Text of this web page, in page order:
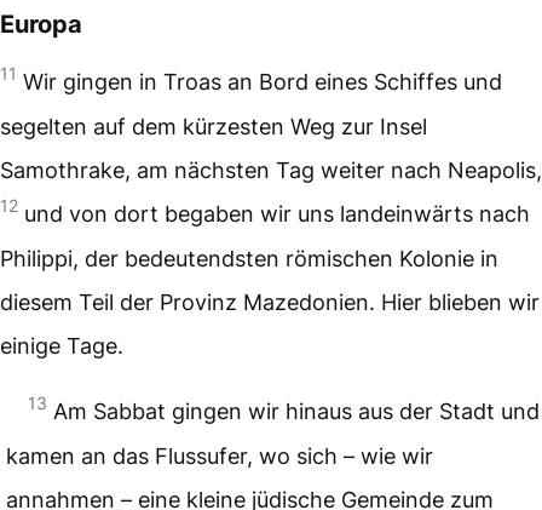
Europa
11 Wir gingen in Troas an Bord eines Schiffes und
segelten auf dem kürzesten Weg zur Insel
Samothrake, am nächsten Tag weiter nach Neapolis,
12 und von dort begaben wir uns landeinwärts nach
Philippi, der bedeutendsten römischen Kolonie in
diesem Teil der Provinz Mazedonien. Hier blieben wir
einige Tage.
13 Am Sabbat gingen wir hinaus aus der Stadt und
kamen an das Flussufer, wo sich – wie wir
annahmen – eine kleine jüdische Gemeinde zum